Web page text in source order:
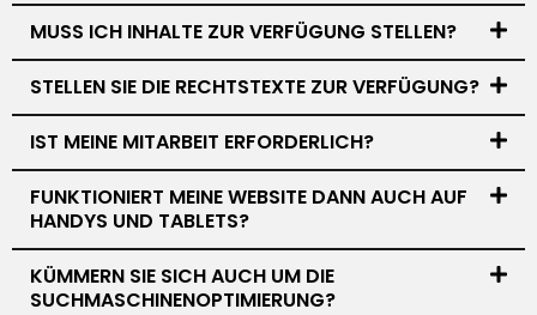
MUSS ICH INHALTE ZUR VERFÜGUNG STELLEN?
STELLEN SIE DIE RECHTSTEXTE ZUR VERFÜGUNG?
IST MEINE MITARBEIT ERFORDERLICH?
FUNKTIONIERT MEINE WEBSITE DANN AUCH AUF
HANDYS UND TABLETS?
KÜMMERN SIE SICH AUCH UM DIE
SUCHMASCHINENOPTIMIERUNG?